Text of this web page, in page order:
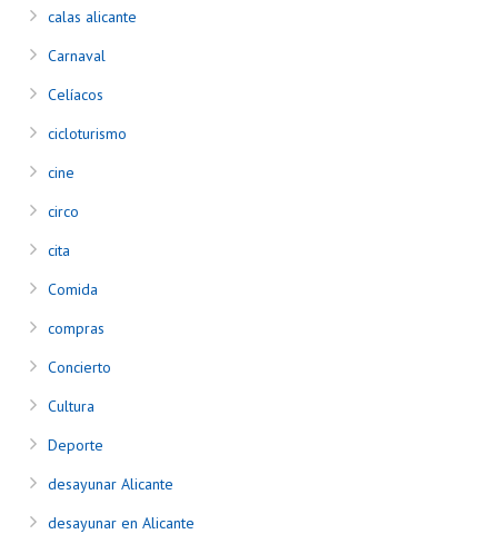
calas alicante
Carnaval
Celíacos
cicloturismo
cine
circo
cita
Comida
compras
Concierto
Cultura
Deporte
desayunar Alicante
desayunar en Alicante